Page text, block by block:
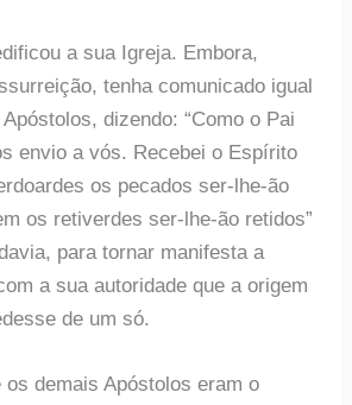
a sua Igreja. Embora,
tenha comunicado igual
dizendo: “Como o Pai
envio a vós. Recebei o Espírito
os pecados ser-lhe-ão
os retiverdes ser-lhe-ão retidos”
para tornar manifesta a
a sua autoridade que a origem
de um só.
os demais Apóstolos eram o